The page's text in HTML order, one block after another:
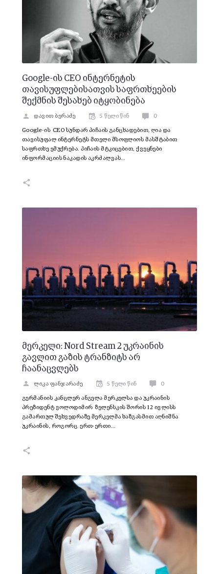
Google-ის CEO ინტერნეტის
თავისუფლებისათვის საფრთხეების
შექმნის შესახებ იტყობინება
დავით ბერაძე 5 წელი წინ 0
Google-ის CEO სუნდარ პიჩაის განცხადებით, ღია და
თავისუფალ ინტერნეტს მთელი მსოფლიოს მასშტაბით
საფრთხე ემუქრება. პიჩაის მტკიცებით, ქვეყნები
ინფორმაციის ნაკადის აკრძალვას…
მერკელი: Nord Stream 2 უკრაინის
გავლით გაზის ტრანზიტს არ
ჩაანაცვლებს
ლიკა ფანჯარაძე 5 წელი წინ 0
გერმანიის კანცლერ ანგელა მერკელსა და უკრაინის
პრეზიდენტ ვოლოდიმირ ზელენსკის შორის 12 ივლისს
გამართულ შეხვედრაზე მერკელმა ხაზგასმით აღნიშნა
უკრაინის, როგორც ერთ-ერთი…